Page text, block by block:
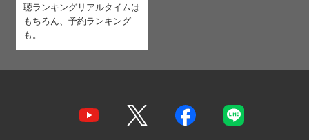
聴ランキング リアルタイムは
もちろん、予約ランキング
も。